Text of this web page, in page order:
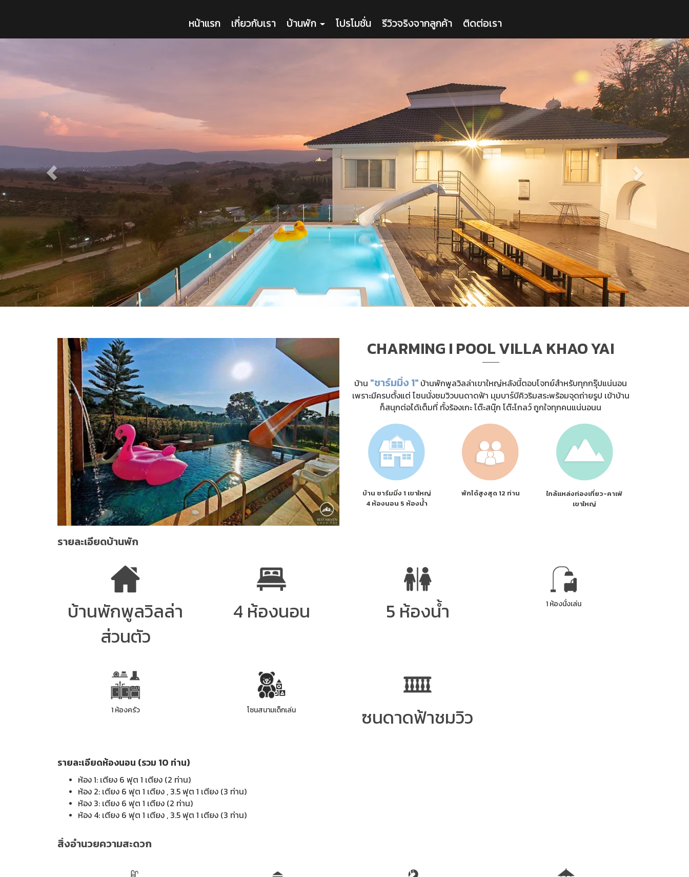
หน้าแรก เกี่ยวกับเรา บ้านพัก โปรโมชั่น รีวิวจริงจากลูกค้า ติดต่อเรา
CHARMING I POOL VILLA KHAO YAI
บ้าน "ชาร์มมิ่ง 1" บ้านพักพูลวิลล่าเขาใหญ่หลังนี้ตอบโจทย์สำหรับทุกกรุ๊ปแน่นอน
เพราะมีครบตั้งแต่ โซนนั่งชมวิวบนดาดฟ้า มุมบาร์บีคิวริมสระพร้อมจุดถ่ายรูป เข้าบ้าน
ก็สนุกต่อได้เต็มที่ ทั้งร้องเกะ โต๊ะสนุ๊ก โต๊ะโกลว์ ถูกใจทุกคนแน่นอนน
บ้าน ชาร์มมิ่ง 1 เขาใหญ่
4 ห้องนอน 5 ห้องน้ำ
พักได้สูงสุด 12 ท่าน
ใกล้แหล่งท่องเที่ยว-คาเฟ่
เขาใหญ่
รายละเอียดบ้านพัก
บ้านพักพูลวิลล่า
ส่วนตัว
4 ห้องนอน 5 ห้องน้ำ 1 ห้องนั่งเล่น
1 ห้องครัว โซนสนามเด็กเล่น​ ซนดาดฟ้าชมวิว
รายละเอียดห้องนอน (รวม 10 ท่าน)
ห้อง 1: เตียง 6 ฟุต 1 เตียง (2 ท่าน)
ห้อง 2: เตียง 6 ฟุต 1 เตียง , 3.5 ฟุต 1 เตียง (3 ท่าน)
ห้อง 3: เตียง 6 ฟุต 1 เตียง (2 ท่าน)
ห้อง 4: เตียง 6 ฟุต 1 เตียง , 3.5 ฟุต 1 เตียง (3 ท่าน)
สิ่งอำนวยความสะดวก